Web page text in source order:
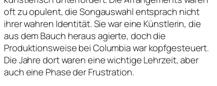
oft zu opulent, die Songauswahl entsprach nicht
ihrer wahren Identität. Sie war eine Künstlerin, die
aus dem Bauch heraus agierte, doch die
Produktionsweise bei Columbia war kopfgesteuert.
Die Jahre dort waren eine wichtige Lehrzeit, aber
auch eine Phase der Frustration.